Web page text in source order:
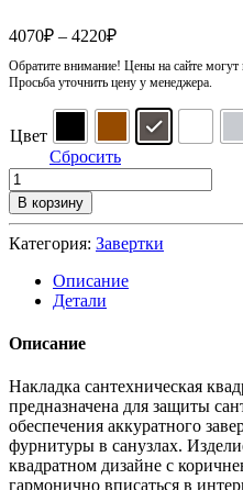
4070₽ – 4220₽Диапазон
4070₽
–
4220₽
Обратите внимание! Цены на сайте могут
Просьба уточнить цену у менеджера.
Цвет
Сбросить
В корзину
Категория: Завертки
Описание
Детали
Описание
Накладка сантехническая
предназначена для защиты
обеспечения аккуратного
фурнитуры в санузлах.
квадратном дизайне с
гармонично вписаться в